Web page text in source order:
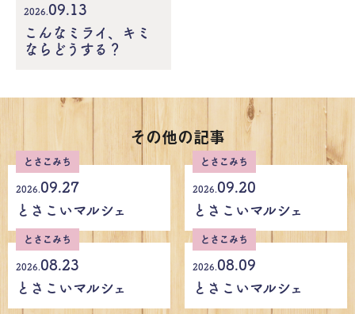
2026. 09.13
こんなミライ、キミ
ならどうする？
その他の記事
とさこみち
2026. 09.27
とさこいマルシェ
とさこみち
2026. 09.20
とさこいマルシェ
とさこみち
2026. 08.23
とさこいマルシェ
とさこみち
2026. 08.09
とさこいマルシェ